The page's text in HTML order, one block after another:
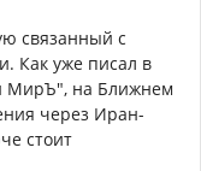
связанный с
Как уже писал в
МирЪ", на Ближнем
через Иран-
стоит